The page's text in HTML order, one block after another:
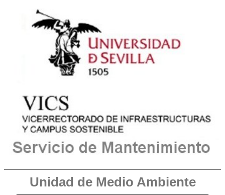
Unidad de Medio Ambiente